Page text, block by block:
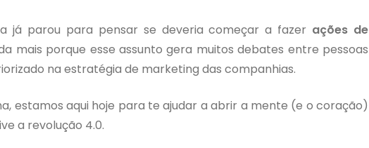
já parou para pensar se deveria começar a fazer ações de
mais porque esse assunto gera muitos debates entre pessoas
na estratégia de marketing das companhias.
estamos aqui hoje para te ajudar a abrir a mente (e o coração)
a revolução 4.0.